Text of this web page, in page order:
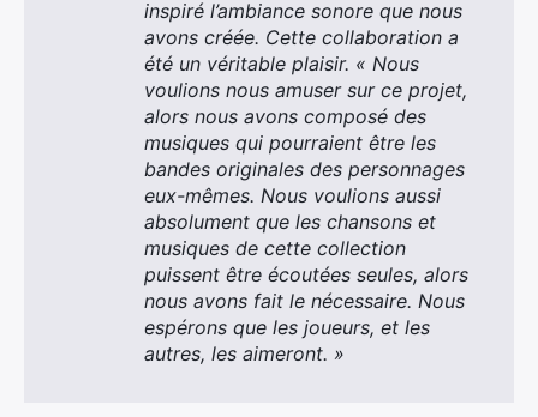
inspiré l’ambiance sonore que nous
avons créée. Cette collaboration a
été un véritable plaisir. « Nous
voulions nous amuser sur ce projet,
alors nous avons composé des
musiques qui pourraient être les
bandes originales des personnages
eux-mêmes. Nous voulions aussi
absolument que les chansons et
musiques de cette collection
puissent être écoutées seules, alors
nous avons fait le nécessaire. Nous
espérons que les joueurs, et les
autres, les aimeront. »